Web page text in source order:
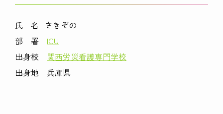
氏 名 さきぞの
部 署 ICU
出身校 関西労災看護専門学校
出身地 兵庫県